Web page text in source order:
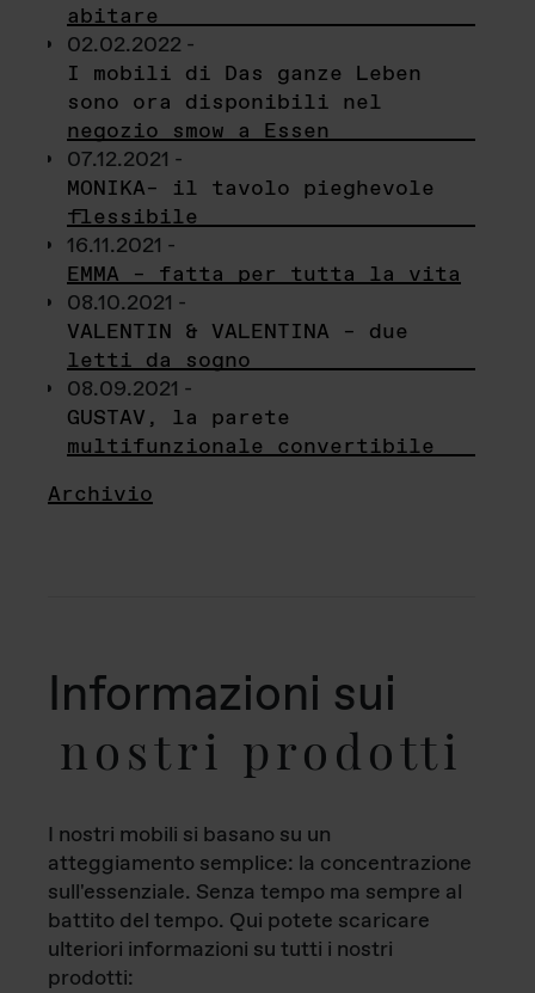
abitare
02.02.2022 -
I mobili di Das ganze Leben
sono ora disponibili nel
negozio smow a Essen
07.12.2021 -
MONIKA– il tavolo pieghevole
flessibile
16.11.2021 -
EMMA – fatta per tutta la vita
08.10.2021 -
VALENTIN & VALENTINA – due
letti da sogno
08.09.2021 -
GUSTAV, la parete
multifunzionale convertibile
Archivio
Informazioni sui
nostri prodotti
I nostri mobili si basano su un
atteggiamento semplice: la concentrazione
sull'essenziale. Senza tempo ma sempre al
battito del tempo. Qui potete scaricare
ulteriori informazioni su tutti i nostri
prodotti: